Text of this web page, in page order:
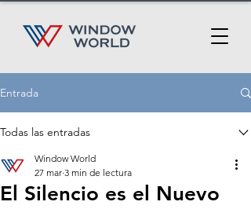
Entrada
Todas las entradas
El Silencio es el Nuevo
Window World
27 mar 3 min de lectura